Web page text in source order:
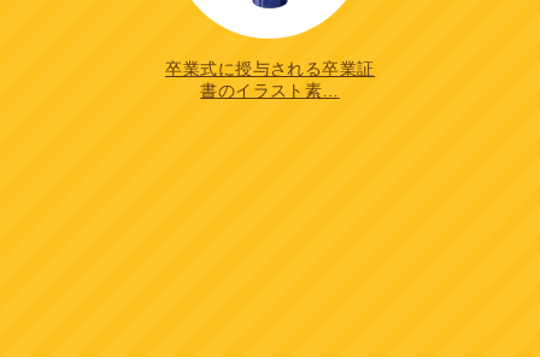
卒業式に授与される卒業証
書のイラスト素…